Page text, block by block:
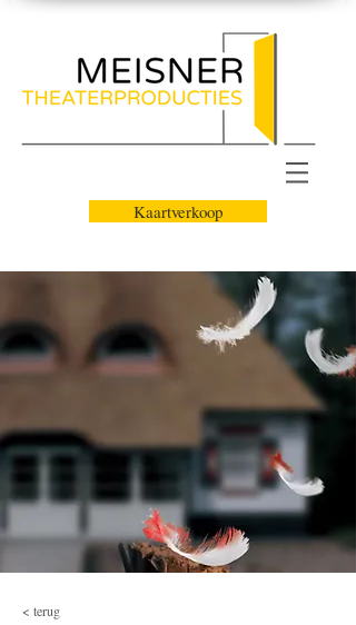
Kaartverkoop
< terug